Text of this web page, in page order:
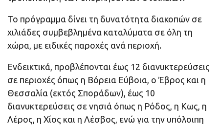
Το πρόγραμμα δίνει τη δυνατότητα διακοπών σε
χιλιάδες συμβεβλημένα καταλύματα σε όλη τη
χώρα, με ειδικές παροχές ανά περιοχή.
Ενδεικτικά, προβλέπονται έως 12 διανυκτερεύσεις
σε περιοχές όπως η Βόρεια Εύβοια, ο Έβρος και η
Θεσσαλία (εκτός Σποράδων), έως 10
διανυκτερεύσεις σε νησιά όπως η Ρόδος, η Κως, η
Λέρος, η Χίος και η Λέσβος, ενώ για την υπόλοιπη